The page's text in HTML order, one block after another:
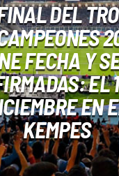
DEL
FECHA Y
EL
EN
KEMPES